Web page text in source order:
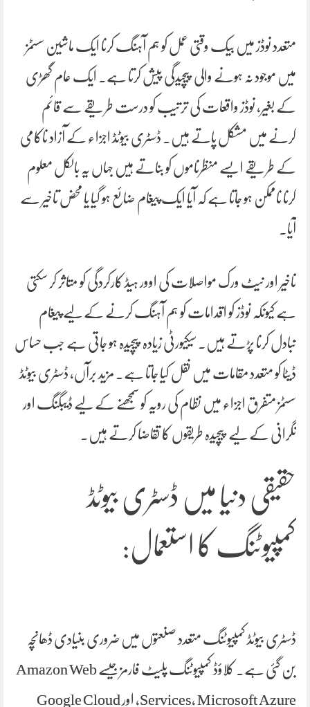
متعدد نوڈز میں بیک وقتی عمل کو ہم آہنگ کرنا ایک ماشین سسٹمز
میں موجود نہ ہونے والی پیچیدگی پیش کرتا ہے۔ ایک عام گھڑی
کے بغیر، نوڈز واقعات کی ترتیب کو درست طریقے سے قائم
کرنے میں مشکل پاتے ہیں۔ ڈسٹری بیوٹڈ اجزاء کے آزاد ناکامی
کے طریقے ایسے منظرناموں کو بناتے ہیں جہاں یہ بالکل معلوم
کرنا ناممکن ہو جاتا ہے کہ آیا ایک پیغام ضائع ہو گیا یا محض تاخیر سے
آیا۔
تاخیر اور نیٹ ورک مواصلات کی اوور ہیڈ کارکردگی کو متاثر کر سکتی
ہے کیونکہ نوڈز کو اقدامات کو ہم آہنگ کرنے کے لیے پیغام
تبادل کرنا پڑتے ہیں۔ سیکیورٹی زیادہ پیچیدہ ہو جاتی ہے جب حساس
ڈیٹا کو متعدد مقامات میں نقل کیا جاتا ہے۔ مزید برآں، ڈسٹری بیوٹڈ
سسٹمز متفرق اجزاء میں نظام کی رویہ کو سمجھنے کے لیے ڈیبگنگ اور
نگرانی کے لیے پیچیدہ طریقوں کا تقاضا کرتے ہیں۔
حقیقی دنیا میں ڈسٹری بیوٹڈ
کمپیوٹنگ کا استعمال:
ڈسٹری بیوٹڈ کمپیوٹنگ متعدد صنعتوں میں ضروری بنیادی ڈھانچہ
بن گئی ہے۔ کلاؤڈ کمپیوٹنگ پلیٹ فارمز جیسے Amazon Web
Services، Microsoft Azure، اور Google Cloud